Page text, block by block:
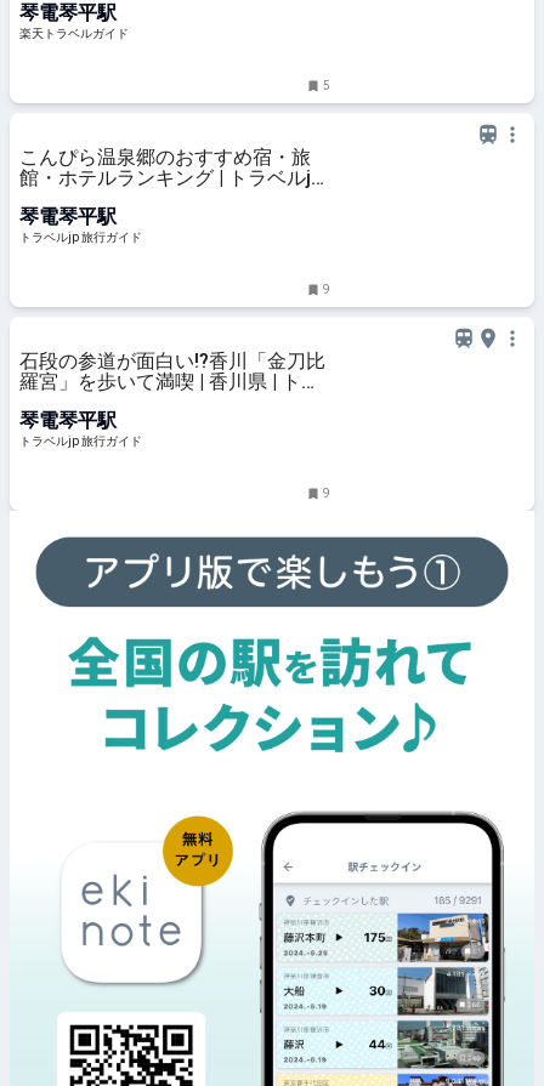
トラベル】
琴電琴平駅
楽天トラベルガイド
5
こんぴら温泉郷のおすすめ宿・旅
館・ホテルランキング | トラベルjp
琴電琴平駅
トラベルjp 旅行ガイド
9
石段の参道が面白い!?香川「金刀比
羅宮」を歩いて満喫 | 香川県 | トラ
琴電琴平駅
トラベルjp 旅行ガイド
9